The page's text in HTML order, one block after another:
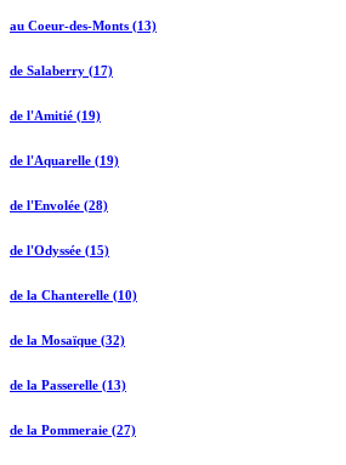
au Coeur-des-Monts (13)
de Salaberry (17)
de l'Amitié (19)
de l'Aquarelle (19)
de l'Envolée (28)
de l'Odyssée (15)
de la Chanterelle (10)
de la Mosaïque (32)
de la Passerelle (13)
de la Pommeraie (27)